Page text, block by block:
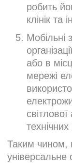
робить
клінік та
Мобільні
або в
мережі
Таким чином,